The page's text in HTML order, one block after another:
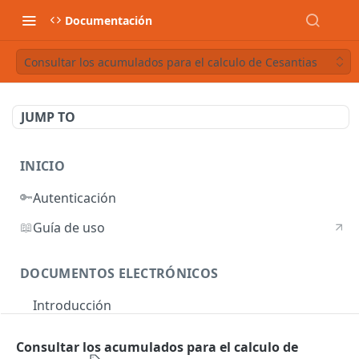
Documentación
Consultar los acumulados para el calculo de Cesantias
JUMP TO
INICIO
🔑Autenticación
📖Guía de uso
DOCUMENTOS ELECTRÓNICOS
Introducción
Consultar los acumulados para el calculo de